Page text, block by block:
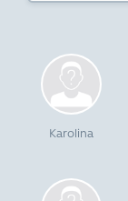
Karolina